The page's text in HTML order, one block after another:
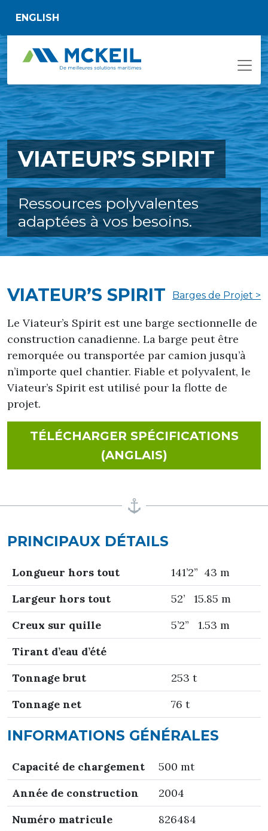
ENGLISH
VIATEUR’S SPIRIT
Ressources polyvalentes
adaptées à vos besoins.
VIATEUR’S SPIRIT Barges de Projet >
Le Viateur’s Spirit est une barge sectionnelle de
construction canadienne. La barge peut être
remorquée ou transportée par camion jusqu’à
n’importe quel chantier. Fiable et polyvalent, le
Viateur’s Spirit est utilisé pour la flotte de
projet.
TÉLÉCHARGER SPÉCIFICATIONS
(ANGLAIS)FOR
PRINCIPAUX DÉTAILS
Longueur hors tout
141’2” 43 m
Largeur hors tout
52’ 15.85 m
Creux sur quille
5’2” 1.53 m
Tirant d’eau d’été
Tonnage brut
253 t
Tonnage net
76 t
INFORMATIONS GÉNÉRALES
Capacité de chargement
500 mt
Année de construction
2004
Numéro matricule
826484